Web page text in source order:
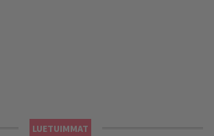
LUETUIMMAT